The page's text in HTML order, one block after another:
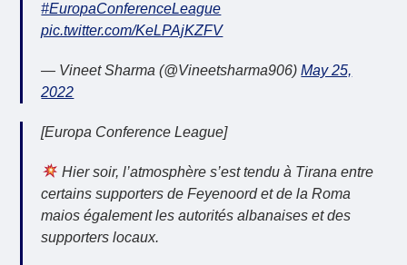
#EuropaConferenceLeague
pic.twitter.com/KeLPAjKZFV
— Vineet Sharma (@Vineetsharma906)May 25,
2022
[Europa Conference League]
Hier soir, l’atmosphère s’est tendu à Tirana entre
certains supporters de Feyenoord et de la Roma
maios également les autorités albanaises et des
supporters locaux.